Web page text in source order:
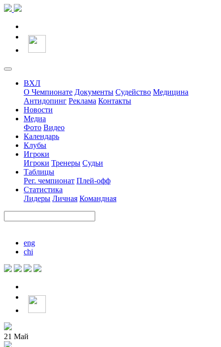
ВХЛ
О Чемпионате Документы Судейство Медицина
Антидопинг Реклама Контакты
Новости
Медиа
Фото Видео
Календарь
Клубы
Игроки
Игроки Тренеры Судьи
Таблицы
Рег. чемпионат Плей-офф
Статистика
Лидеры Личная Командная
eng
chi
21 Май